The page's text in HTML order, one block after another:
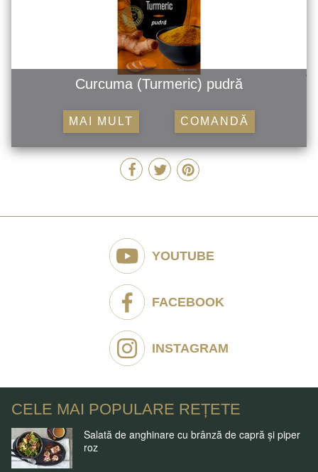
Curcuma (Turmeric) pudră
MAI MULT COMANDĂ
YOUTUBE
FACEBOOK
INSTAGRAM
CELE MAI POPULARE REȚETE
Salată de anghinare cu brânză de capră și piper
roz